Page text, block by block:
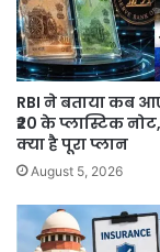
RBI ने बताया कब
₹20 के प्लास्टिक
क्या है पूरा प्लान
August 5, 2026